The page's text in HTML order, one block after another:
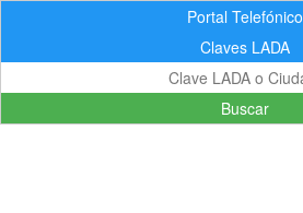
Portal Telefónico
Claves LADA
Buscar